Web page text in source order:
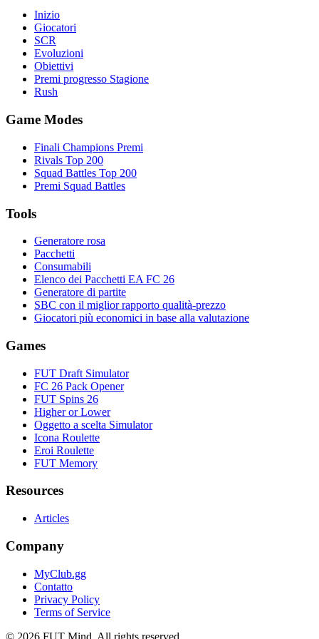
Inizio
Giocatori
SCR
Evoluzioni
Obiettivi
Premi progresso Stagione
Rush
Game Modes
Finali Champions Premi
Rivals Top 200
Squad Battles Top 200
Premi Squad Battles
Tools
Generatore rosa
Pacchetti
Consumabili
Elenco dei Pacchetti EA FC 26
Generatore di partite
SBC con il miglior rapporto qualità-prezzo
Giocatori più economici in base alla valutazione
Games
FUT Draft Simulator
FC 26 Pack Opener
FUT Spins 26
Higher or Lower
Oggetto a scelta Simulator
Icona Roulette
Eroi Roulette
FUT Memory
Resources
Articles
Company
MyClub.gg
Contatto
Privacy Policy
Terms of Service
© 2026 FUT Mind. All rights reserved.